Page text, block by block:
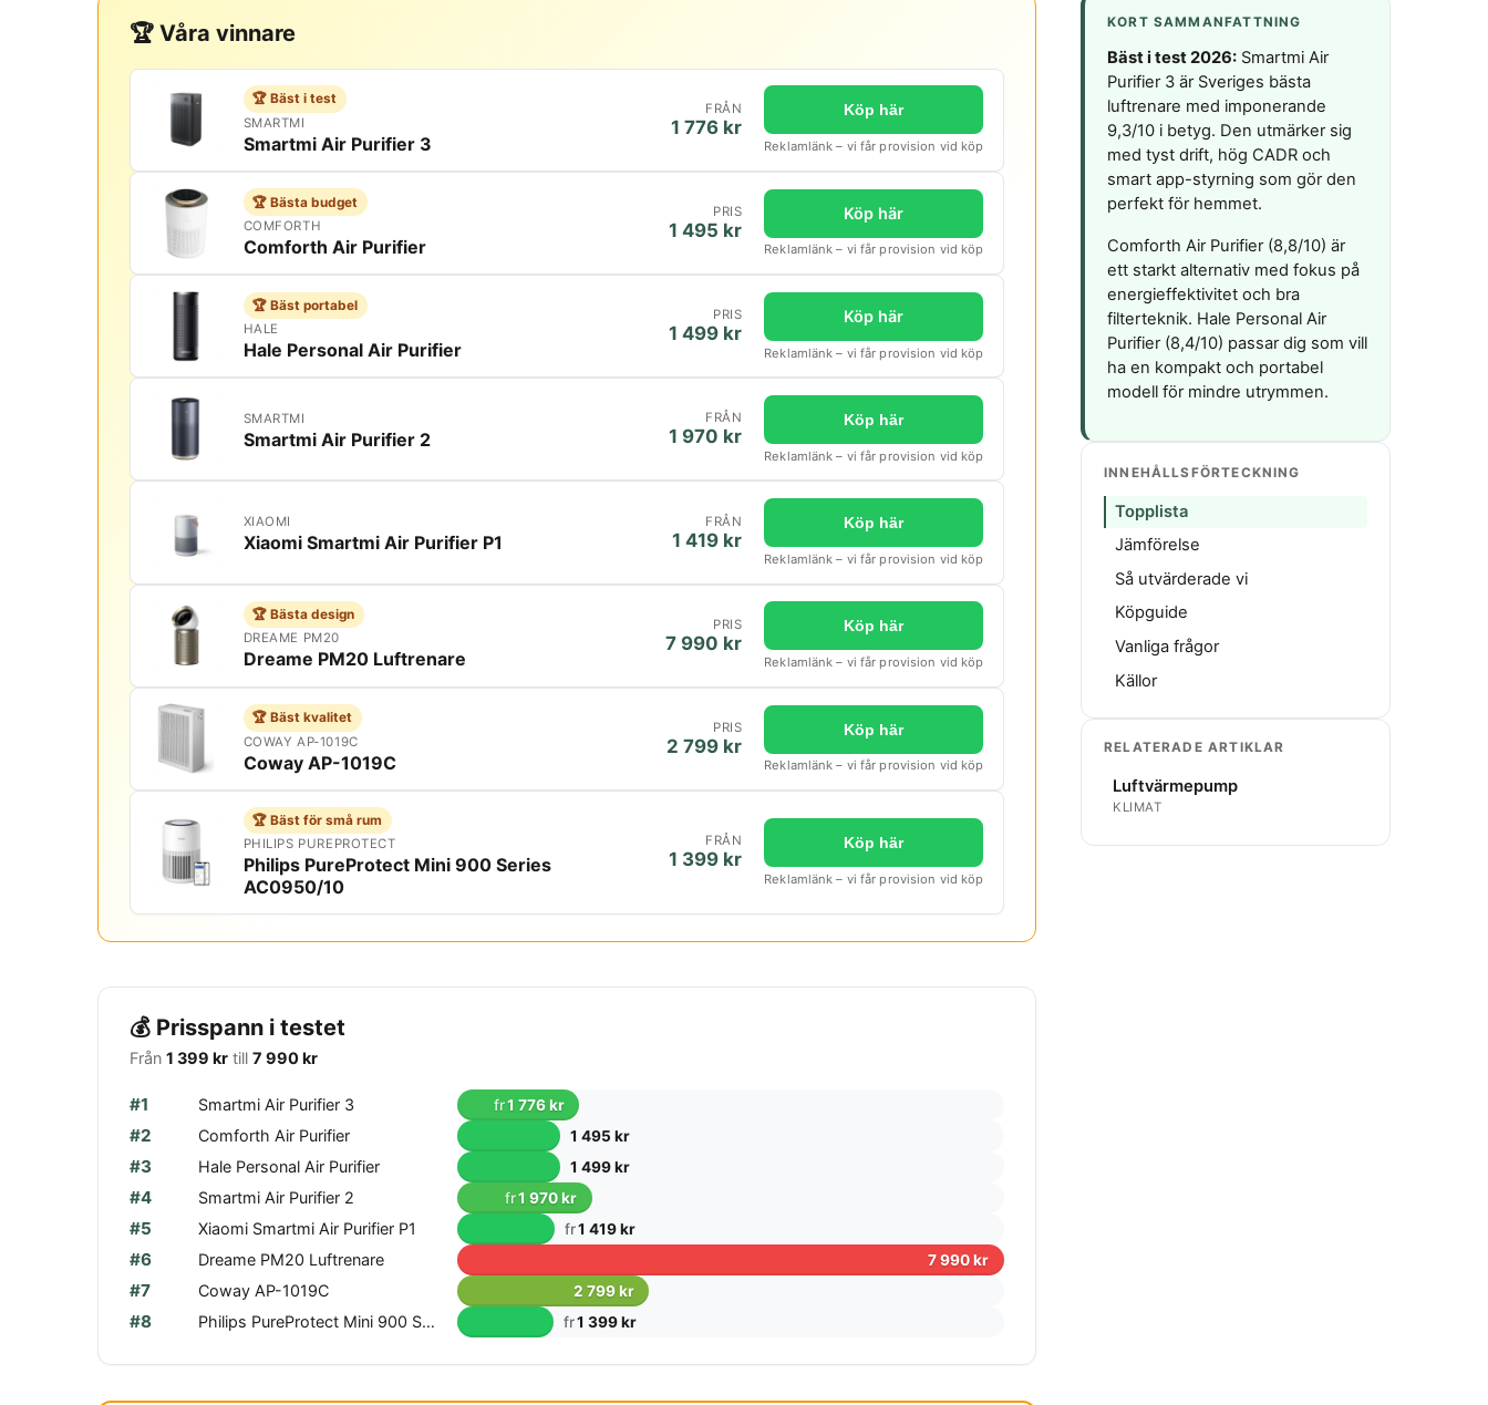
🏆 Våra vinnare
🏆 Bäst i test
SMARTMI
Smartmi Air Purifier 3
FRÅN
1 776 kr
Köp här
Reklamlänk – vi får provision vid köp
🏆 Bästa budget
COMFORTH
Comforth Air Purifier
PRIS
1 495 kr
Köp här
Reklamlänk – vi får provision vid köp
🏆 Bäst portabel
HALE
Hale Personal Air Purifier
PRIS
1 499 kr
Köp här
Reklamlänk – vi får provision vid köp
SMARTMI
Smartmi Air Purifier 2
FRÅN
1 970 kr
Köp här
Reklamlänk – vi får provision vid köp
XIAOMI
Xiaomi Smartmi Air Purifier P1
FRÅN
1 419 kr
Köp här
Reklamlänk – vi får provision vid köp
🏆 Bästa design
DREAME PM20
Dreame PM20 Luftrenare
PRIS
7 990 kr
Köp här
Reklamlänk – vi får provision vid köp
🏆 Bäst kvalitet
COWAY AP-1019C
Coway AP-1019C
PRIS
2 799 kr
Köp här
Reklamlänk – vi får provision vid köp
🏆 Bäst för små rum
PHILIPS PUREPROTECT
Philips PureProtect Mini 900 Series
AC0950/10
FRÅN
1 399 kr
Köp här
Reklamlänk – vi får provision vid köp
💰 Prisspann i testet
Från 1 399 kr till 7 990 kr
#1 Smartmi Air Purifier 3 fr1 776 kr
#2 Comforth Air Purifier 1 495 kr
#3 Hale Personal Air Purifier 1 499 kr
#4 Smartmi Air Purifier 2 fr1 970 kr
#5 Xiaomi Smartmi Air Purifier P1 fr1 419 kr
#6 Dreame PM20 Luftrenare 7 990 kr
#7 Coway AP-1019C 2 799 kr
#8 Philips PureProtect Mini 900 Series AC0950/10 fr1 399 kr
KORT SAMMANFATTNING
Bäst i test 2026: Smartmi Air
Purifier 3 är Sveriges bästa
luftrenare med imponerande
9,3/10 i betyg. Den utmärker sig
med tyst drift, hög CADR och
smart app-styrning som gör den
perfekt för hemmet.
Comforth Air Purifier (8,8/10) är
ett starkt alternativ med fokus på
energieffektivitet och bra
filterteknik. Hale Personal Air
Purifier (8,4/10) passar dig som vill
ha en kompakt och portabel
modell för mindre utrymmen.
INNEHÅLLSFÖRTECKNING
Topplista
Jämförelse
Så utvärderade vi
Köpguide
Vanliga frågor
Källor
RELATERADE ARTIKLAR
Luftvärmepump
KLIMAT